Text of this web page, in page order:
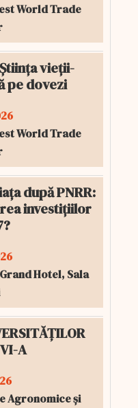
World Trade
vieții-
pe dovezi
World Trade
după PNRR:
investițiilor
Hotel, Sala
A
Agronomice și